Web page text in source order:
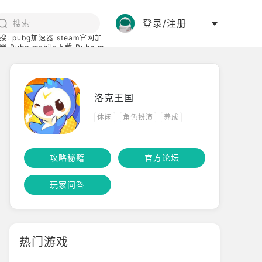
: pubg加速器 steam官网加
Pubg mobile下载 Pubg m
登录/注册
洛克王国
休闲 角色扮演 养成
攻略秘籍 官方论坛
玩家问答
热门游戏